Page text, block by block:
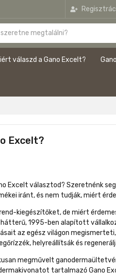
válaszd a Gano Excelt?
Excelt?
Excelt választod? Szeretnénk
iránt, és nem tudják, miért
kiegészítőket, de miért
1995-ben alapított
az egész világon
helyreállítsák és
megművelt
tartalmazó Gano